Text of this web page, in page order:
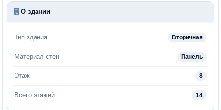
О здании
Тип здания Вторичная
Материал стен Панель
Этаж 8
Всего этажей 14